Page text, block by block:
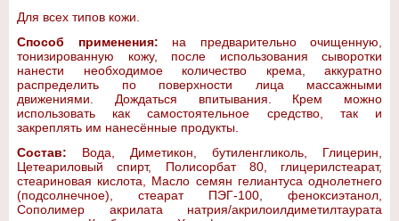
Для всех типов кожи.
Способ применения: на предварительно очищенную,
тонизированную кожу, после использования сыворотки
нанести необходимое количество крема, аккуратно
распределить по поверхности лица массажными
движениями. Дождаться впитывания. Крем можно
использовать как самостоятельное средство, так и
закреплять им нанесённые продукты.
Состав: Вода, Диметикон, бутиленгликоль, Глицерин,
Цетеариловый спирт, Полисорбат 80, глицерилстеарат,
стеариновая кислота, Масло семян гелиантуса однолетнего
(подсолнечное), стеарат ПЭГ-100, феноксиэтанол,
Сополимер акрилата натрия/акрилоилдиметилтаурата